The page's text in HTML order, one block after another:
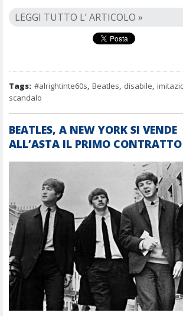
LEGGI TUTTO L’ ARTICOLO »
Tags: #alrightinte60s, Beatles, disabile,
scandalo
BEATLES, A NEW YORK SI VENDE
ALL’ASTA IL PRIMO CONTRATTO